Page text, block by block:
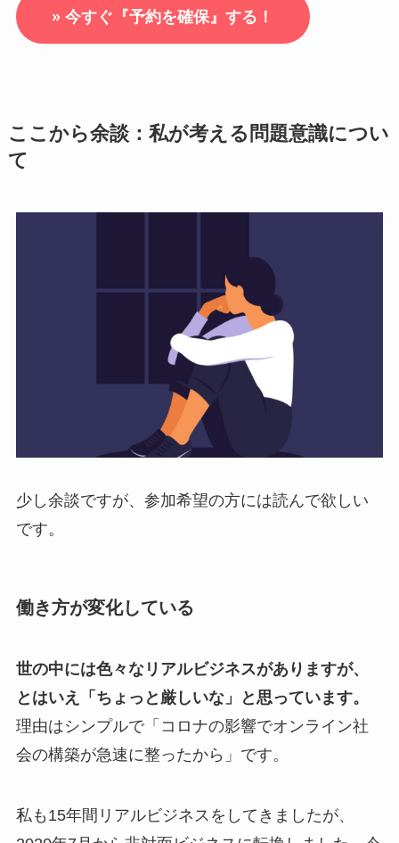
» 今すぐ『予約を確保』する！
ここから余談：私が考える問題意識につい
て
少し余談ですが、参加希望の方には読んで欲しい
です。
働き方が変化している
世の中には色々なリアルビジネスがありますが、
とはいえ「ちょっと厳しいな」と思っています。
理由はシンプルで「コロナの影響でオンライン社
会の構築が急速に整ったから」です。
私も15年間リアルビジネスをしてきましたが、